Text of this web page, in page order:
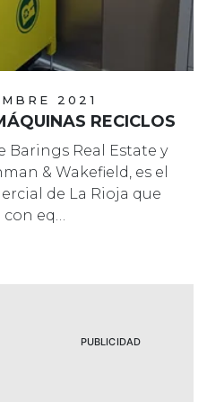
2021
RECICLOS
Barings Real Estate y
& Wakefield, es el
de La Rioja que
con eq…
PUBLICIDAD